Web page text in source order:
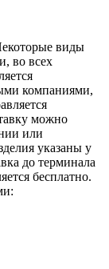
виды
во всех
компаниями,
можно
или
указаны у
до терминала
бесплатно.